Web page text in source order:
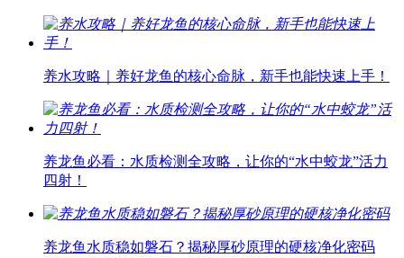
养水攻略｜养好龙鱼的核心命脉，新手也能快速上手！
养龙鱼必看：水质检测全攻略，让你的“水中蛟龙”活力
四射！
养龙鱼水质稳如磐石？揭秘厚砂原理的硬核净化密码